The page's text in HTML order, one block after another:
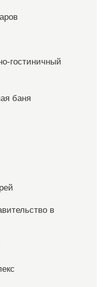
гостиничный
баня
в